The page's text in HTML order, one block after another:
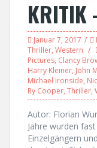
KRITIK
Januar 7, 2017
Thriller, Western
Pictures, Clancy
Harry Kleiner, John
Michael Ironside,
Ry Cooper, Thriller,
Autor: Florian
Jahre wurden
Einzelgängern